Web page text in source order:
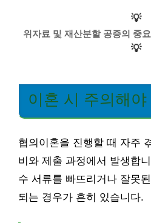
💡
위자료 및 재산분할 공증의 중
💡
이혼 시 주의해야
협의이혼을 진행할 때 자주
비와 제출 과정에서 발생합
수 서류를 빠뜨리거나 잘못
되는 경우가 흔히 있습니다.